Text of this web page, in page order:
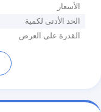
الأسعار
الحد الأدنى لكمية
القدرة على العرض